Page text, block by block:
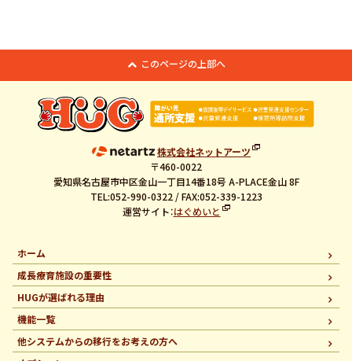
このページの上部へ
株式会社ネットアーツ
〒460-0022
愛知県名古屋市中区金山一丁目14番18号 A-PLACE金山 8F
TEL:052-990-0322 / FAX:052-339-1223
運営サイト：はぐめいと
ホーム
成長療育施設の重要性
HUGが選ばれる理由
機能一覧
他システムからの移行をお考えの方へ